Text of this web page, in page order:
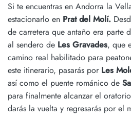
Si te encuentras en Andorra la
estacionarlo en Prat del Molí.
de carretera que antaño era parte
al sendero de Les Gravades, que
camino real habilitado para
este itinerario, pasarás porLes
así como el puente románico de
para finalmente alcanzar el
darás la vuelta y regresarás por el